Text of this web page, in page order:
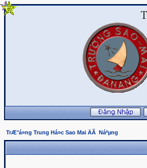
TrÆ°á»ng Trung Há»c Sao Mai ÄÃ Náºµng